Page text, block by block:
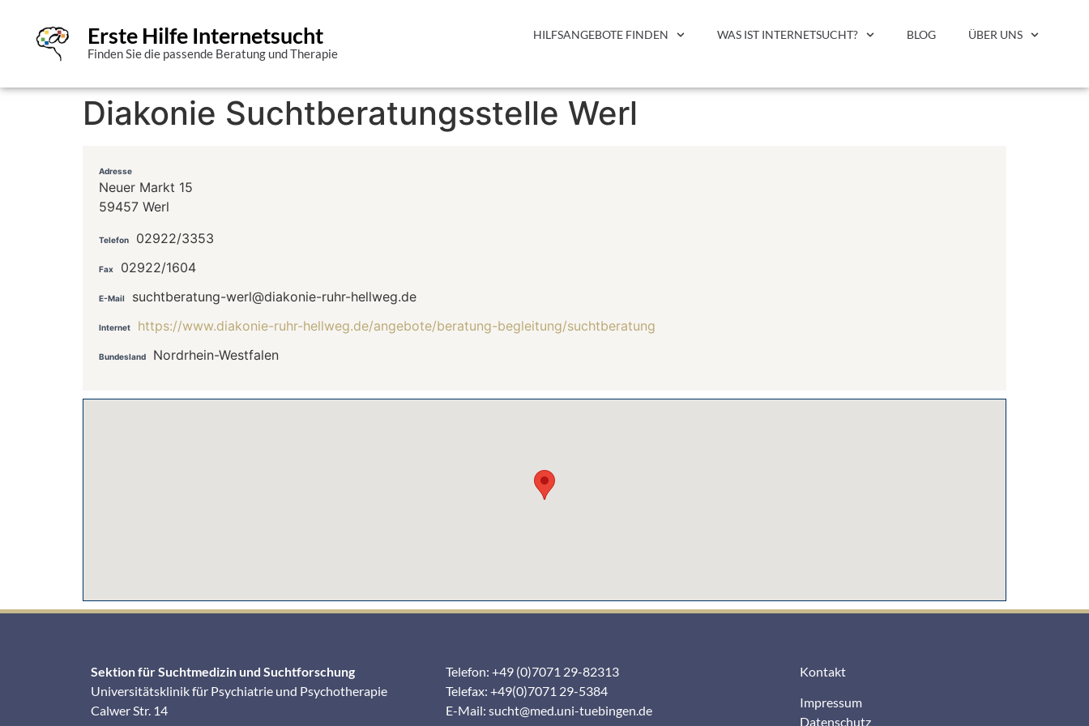
Erste Hilfe Internetsucht
Finden Sie die passende Beratung und Therapie
HILFSANGEBOTE FINDEN WAS IST INTERNETSUCHT? BLOG ÜBER UNS
Diakonie Suchtberatungsstelle Werl
Adresse
Neuer Markt 15
59457 Werl
Telefon 02922/3353
Fax 02922/1604
E-Mail suchtberatung-werl@diakonie-ruhr-hellweg.de
Internet https://www.diakonie-ruhr-hellweg.de/angebote/beratung-begleitung/suchtberatung
Bundesland Nordrhein-Westfalen
Sektion für Suchtmedizin und Suchtforschung
Universitätsklinik für Psychiatrie und Psychotherapie
Calwer Str. 14
Telefon: +49 (0)7071 29-82313
Telefax: +49(0)7071 29-5384
E-Mail: sucht@med.uni-tuebingen.de
Kontakt
Impressum
Datenschutz